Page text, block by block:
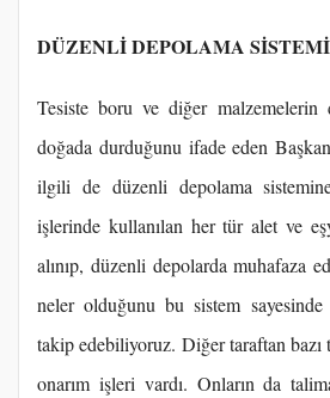
DÜZENLİ DEPOLAMA
Tesiste boru ve diğer malzemelerin
doğada durduğunu ifade eden
ilgili de düzenli depolama
işlerinde kullanılan her tür alet ve
alınıp, düzenli depolarda muhafaza
neler olduğunu bu sistem
takip edebiliyoruz. Diğer taraftan bazı
onarım işleri vardı. Onların da